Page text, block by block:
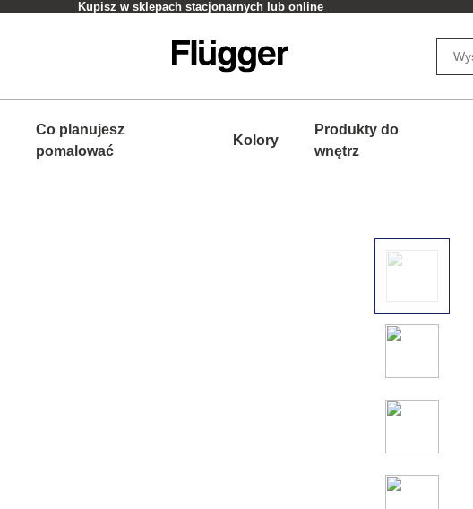
Kupisz w sklepach stacjonarnych lub online
Co planujesz
pomalować
Kolory
Produkty do
wnętrz